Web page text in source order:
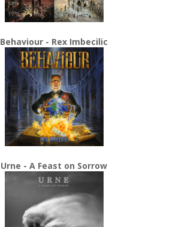
Behaviour - Rex Imbecilic
Urne - A Feast on Sorrow